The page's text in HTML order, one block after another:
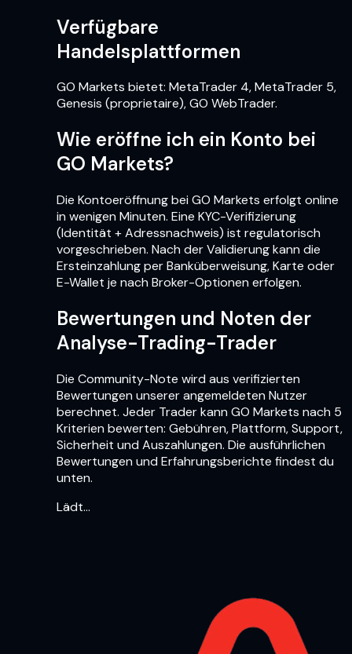
Verfügbare
Handelsplattformen
GO Markets bietet: MetaTrader 4, MetaTrader 5,
Genesis (proprietaire), GO WebTrader.
Wie eröffne ich ein Konto bei
GO Markets?
Die Kontoeröffnung bei GO Markets erfolgt online
in wenigen Minuten. Eine KYC-Verifizierung
(Identität + Adressnachweis) ist regulatorisch
vorgeschrieben. Nach der Validierung kann die
Ersteinzahlung per Banküberweisung, Karte oder
E-Wallet je nach Broker-Optionen erfolgen.
Bewertungen und Noten der
Analyse-Trading-Trader
Die Community-Note wird aus verifizierten
Bewertungen unserer angemeldeten Nutzer
berechnet. Jeder Trader kann GO Markets nach 5
Kriterien bewerten: Gebühren, Plattform, Support,
Sicherheit und Auszahlungen. Die ausführlichen
Bewertungen und Erfahrungsberichte findest du
unten.
Lädt…